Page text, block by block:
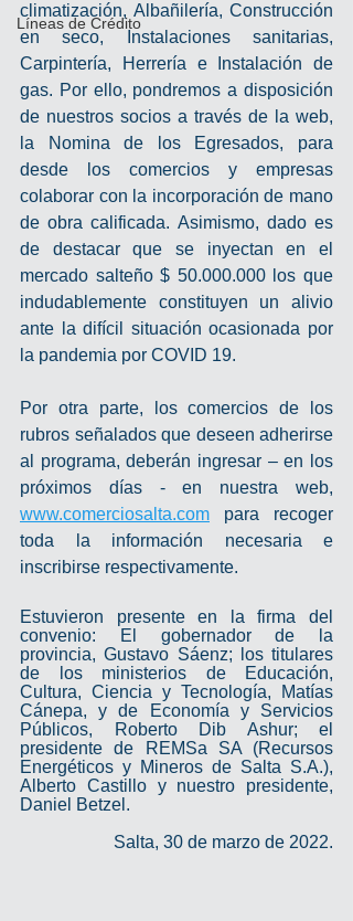
Líneas de Crédito
climatización, Albañilería, Construcción
en seco, Instalaciones sanitarias,
Carpintería, Herrería e Instalación de
gas. Por ello, pondremos a disposición
de nuestros socios a través de la web,
la Nomina de los Egresados, para
desde los comercios y empresas
colaborar con la incorporación de mano
de obra calificada. Asimismo, dado es
de destacar que se inyectan en el
mercado salteño $ 50.000.000 los que
indudablemente constituyen un alivio
ante la difícil situación ocasionada por
la pandemia por COVID 19.
Por otra parte, los comercios de los
rubros señalados que deseen adherirse
al programa, deberán ingresar – en los
www.comerciosalta.com para recoger
toda la información necesaria e
inscribirse respectivamente.
Estuvieron presente en la firma del
convenio: El gobernador de la
provincia, Gustavo Sáenz; los titulares
de los ministerios de Educación,
Cultura, Ciencia y Tecnología, Matías
Cánepa, y de Economía y Servicios
Públicos, Roberto Dib Ashur; el
presidente de REMSa SA (Recursos
Energéticos y Mineros de Salta S.A.),
Alberto Castillo y nuestro presidente,
Daniel Betzel.
Salta, 30 de marzo de 2022.